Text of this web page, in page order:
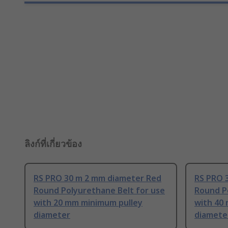
ลิงก์ที่เกี่ยวข้อง
RS PRO 30 m 2 mm diameter Red
Round Polyurethane Belt for use
with 20 mm minimum pulley
diameter
RS
Round
with 40